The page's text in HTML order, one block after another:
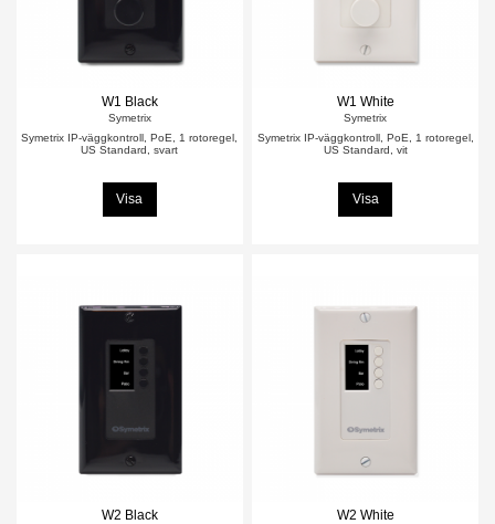
W1 Black
Symetrix
Symetrix IP-väggkontroll, PoE, 1 rotoregel,
US Standard, svart
Visa
W1 White
Symetrix
Symetrix IP-väggkontroll, PoE, 1 rotoregel,
US Standard, vit
Visa
W2 Black W2 White